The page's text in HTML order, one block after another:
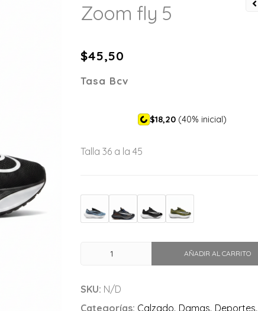
Zoom fly 5
$45,50
Tasa Bcv
$18,20(40% inicial)
Talla 36 a la 45
AÑADIR AL CARRITO
SKU: N/D
Categorías: Calzado, Damas, Deportes,